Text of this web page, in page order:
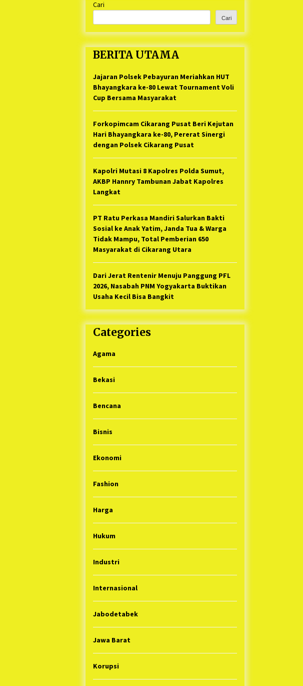
Sebelum Waktunya
1 tahun ago
Indonesia Gilang Bayu Nugraha,
S.H, Ucapkan Terimakasih Atas
Support Camat Kedungwaringin
Memberikan Logistik Ke Posko
1 tahun ago
Jelang Ramadhan, Kecamatan
Cikarang Pusat Gelar STQ ke-VII
1 tahun ago
Cari
Cari
BERITA UTAMA
Jajaran Polsek Pebayuran Meriahkan HUT
Bhayangkara ke-80 Lewat Tournament Voli
Cup Bersama Masyarakat
Forkopimcam Cikarang Pusat Beri Kejutan
Hari Bhayangkara ke-80, Pererat Sinergi
dengan Polsek Cikarang Pusat
Kapolri Mutasi 8 Kapolres Polda Sumut,
AKBP Hannry Tambunan Jabat Kapolres
Langkat
PT Ratu Perkasa Mandiri Salurkan Bakti
Sosial ke Anak Yatim, Janda Tua & Warga
Tidak Mampu, Total Pemberian 650
Masyarakat di Cikarang Utara
Dari Jerat Rentenir Menuju Panggung PFL
2026, Nasabah PNM Yogyakarta Buktikan
Usaha Kecil Bisa Bangkit
Categories
Agama
Bekasi
Bencana
Bisnis
Ekonomi
Fashion
Harga
Hukum
Industri
Internasional
Jabodetabek
Jawa Barat
Korupsi